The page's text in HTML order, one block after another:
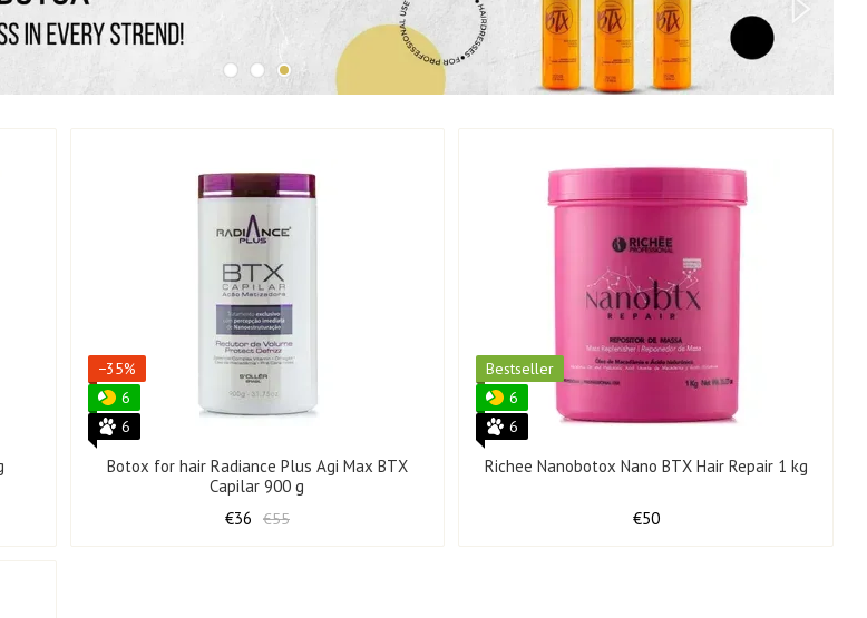
−35%
6
6
Botox for hair Radiance Plus Agi Max BTX
Capilar 900 g
€55
€36
Bestseller
6
6
Richee Nanobotox Nano BTX Hair Repair 1 kg
€50